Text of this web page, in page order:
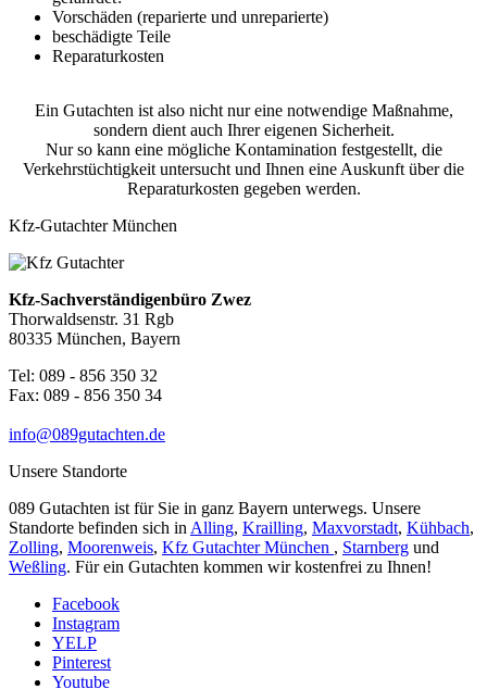
Vorschäden (reparierte und unreparierte)
beschädigte Teile
Reparaturkosten
Ein Gutachten ist also nicht nur eine notwendige Maßnahme,
sondern dient auch Ihrer eigenen Sicherheit.
Nur so kann eine mögliche Kontamination festgestellt, die
Verkehrstüchtigkeit untersucht und Ihnen eine Auskunft über die
Reparaturkosten gegeben werden.
Kfz-Gutachter München
Kfz-Sachverständigenbüro Zwez
Thorwaldsenstr. 31 Rgb
80335 München, Bayern
Tel: 089 - 856 350 32
Fax: 089 - 856 350 34
info@089gutachten.de
Unsere Standorte
089 Gutachten ist für Sie in ganz Bayern unterwegs. Unsere
Standorte befinden sich in Alling, Krailling, Maxvorstadt, Kühbach,
Zolling, Moorenweis, Kfz Gutachter München , Starnberg und
Weßling. Für ein Gutachten kommen wir kostenfrei zu Ihnen!
Facebook
Instagram
YELP
Pinterest
Youtube